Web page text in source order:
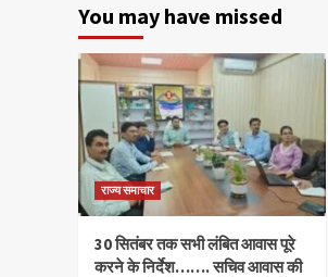
You may have missed
राज्य समाचार
30 सितंबर तक सभी लंबित आवास पूरे
करने के निर्देश……. सचिव आवास की